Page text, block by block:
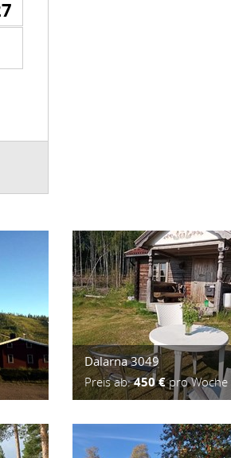
Dalarna 3049
Preis ab:450 €pro Woche